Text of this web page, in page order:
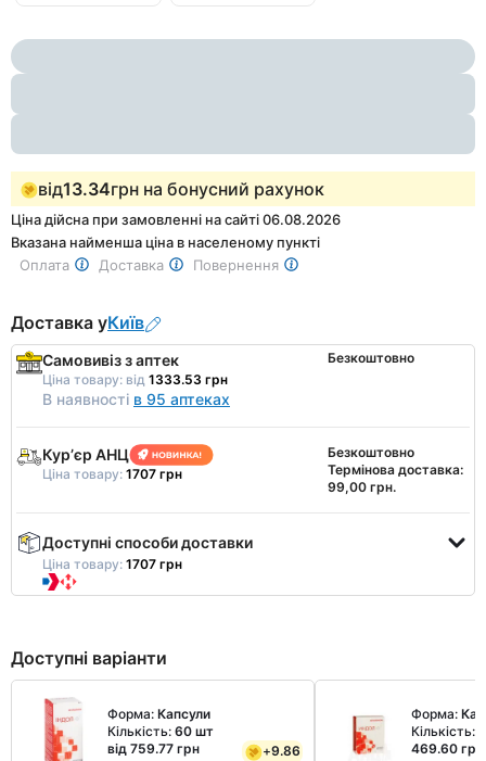
of
1
of
від13.34грн на бонусний рахунок
Ціна дійсна при замовленні на сайті 06.08.2026
Вказана найменша ціна в населеному пункті
Оплата
Доставка Повернення
Доставка уКиїв
Самовивіз з аптек
Ціна товару: від 1333.53 грн
В наявності в 95 аптеках
Безкоштовно
Курʼєр АНЦ
Ціна товару: 1707 грн
Безкоштовно
Термінова доставка:
99,00 грн.
Доступні способи доставки
Ціна товару: 1707 грн
Доступні варіанти
Форма: Капсули
Кількість: 60 шт
від 759.77 грн
+9.86
Форма:
Кількість:
469.60 грн